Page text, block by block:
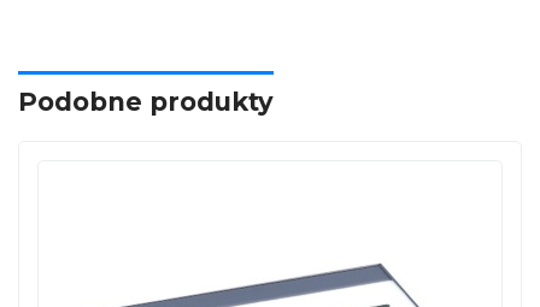
Podobne produkty